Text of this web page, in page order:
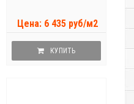
Цена: 6 435 руб/м2
КУПИТЬ